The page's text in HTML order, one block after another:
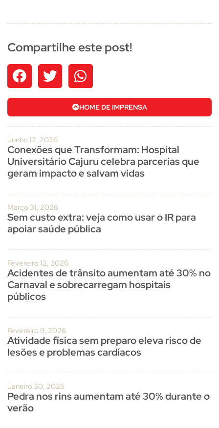
Compartilhe este post!
HOME DE IMPRENSA
Junho 12, 2026
Conexões que Transformam: Hospital
Universitário Cajuru celebra parcerias que
geram impacto e salvam vidas
Março 31, 2026
Sem custo extra: veja como usar o IR para
apoiar saúde pública
Fevereiro 12, 2026
Acidentes de trânsito aumentam até 30% no
Carnaval e sobrecarregam hospitais
públicos
Fevereiro 9, 2026
Atividade física sem preparo eleva risco de
lesões e problemas cardíacos
Janeiro 30, 2026
Pedra nos rins aumentam até 30% durante o
verão